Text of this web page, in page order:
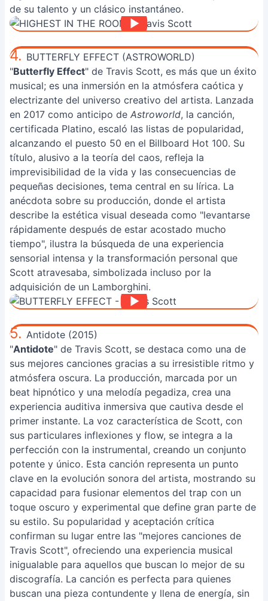
de su talento y un clásico instantáneo.
4. BUTTERFLY EFFECT (ASTROWORLD)
"Butterfly Effect" de Travis Scott, es más que un éxito
musical; es una inmersión en la atmósfera caótica y
electrizante del universo creativo del artista. Lanzada
en 2017 como anticipo de Astroworld, la canción,
certificada Platino, escaló las listas de popularidad,
alcanzando el puesto 50 en el Billboard Hot 100. Su
título, alusivo a la teoría del caos, refleja la
imprevisibilidad de la vida y las consecuencias de
pequeñas decisiones, tema central en su lírica. La
anécdota sobre su producción, donde el artista
describe la estética visual deseada como "levantarse
rápidamente después de estar acostado mucho
tiempo", ilustra la búsqueda de una experiencia
sensorial intensa y la transformación personal que
Scott atravesaba, simbolizada incluso por la
adquisición de un Lamborghini.
5. Antidote (2015)
"Antidote" de Travis Scott, se destaca como una de
sus mejores canciones gracias a su irresistible ritmo y
atmósfera oscura. La producción, marcada por un
beat hipnótico y una melodía pegadiza, crea una
experiencia auditiva inmersiva que cautiva desde el
primer instante. La voz característica de Scott, con
sus particulares inflexiones y flow, se integra a la
perfección con la instrumental, creando un conjunto
potente y único. Esta canción representa un punto
clave en la evolución sonora del artista, mostrando su
capacidad para fusionar elementos del trap con un
toque oscuro y experimental que define gran parte de
su estilo. Su popularidad y aceptación crítica
confirman su lugar entre las "mejores canciones de
Travis Scott", ofreciendo una experiencia musical
inigualable para aquellos que buscan lo mejor de su
discografía. La canción es perfecta para quienes
buscan una pieza contundente y llena de energía, sin